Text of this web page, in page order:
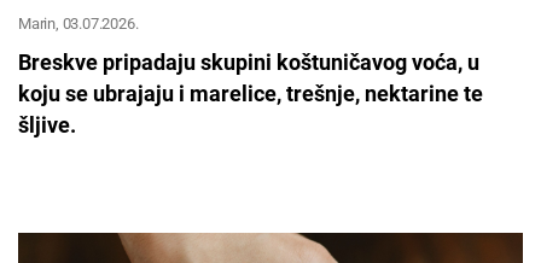
Marin, 03.07.2026.
Breskve pripadaju skupini koštuničavog voća, u
koju se ubrajaju i marelice, trešnje, nektarine te
šljive.